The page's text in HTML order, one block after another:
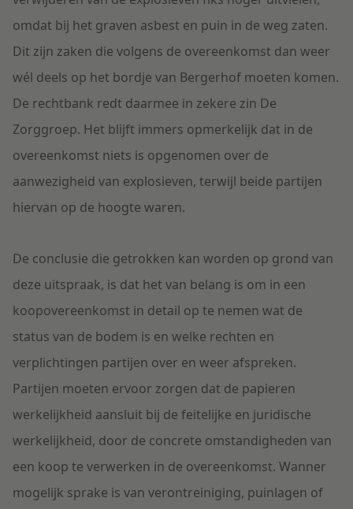
omdat bij het graven asbest en puin in de weg zaten.
Dit zijn zaken die volgens de overeenkomst dan weer
wél deels op het bordje van Bergerhof moeten komen.
De rechtbank redt daarmee in zekere zin De
Zorggroep. Het blijft immers opmerkelijk dat in de
overeenkomst niets is opgenomen over de
aanwezigheid van explosieven, terwijl beide partijen
hiervan op de hoogte waren.
De conclusie die getrokken kan worden op grond van
deze uitspraak, is dat het van belang is om in een
koopovereenkomst in detail op te nemen wat de
status van de bodem is en welke rechten en
verplichtingen partijen over en weer afspreken.
Partijen moeten ervoor zorgen dat de papieren
werkelijkheid aansluit bij de feitelijke en juridische
werkelijkheid, door de concrete omstandigheden van
een koop te verwerken in de overeenkomst. Wanner
mogelijk sprake is van verontreiniging, puinlagen of